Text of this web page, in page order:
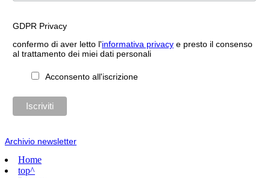
GDPR Privacy
confermo di aver letto l'informativa privacye presto il consenso
al trattamento dei miei dati personali
Acconsento all'iscrizione
Archivio newsletter
Home
top^